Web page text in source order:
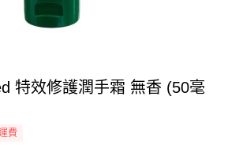
特效修護潤手霜 無香 (50毫
費